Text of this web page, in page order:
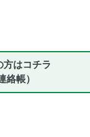
方はコチラ
絡帳）